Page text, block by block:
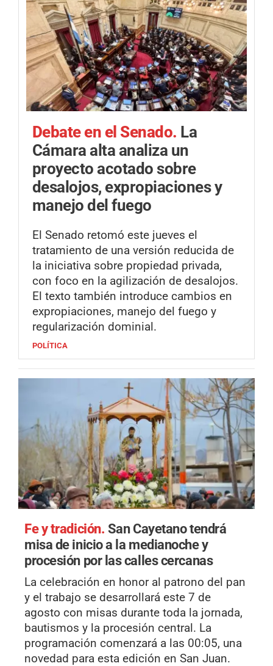
Debate en el Senado. La
Cámara alta analiza un
proyecto acotado sobre
desalojos, expropiaciones y
manejo del fuego
El Senado retomó este jueves el
tratamiento de una versión reducida de
la iniciativa sobre propiedad privada,
con foco en la agilización de desalojos.
El texto también introduce cambios en
expropiaciones, manejo del fuego y
regularización dominial.
POLÍTICA
Fe y tradición. San Cayetano tendrá
misa de inicio a la medianoche y
procesión por las calles cercanas
La celebración en honor al patrono del pan
y el trabajo se desarrollará este 7 de
agosto con misas durante toda la jornada,
bautismos y la procesión central. La
programación comenzará a las 00:05, una
novedad para esta edición en San Juan.